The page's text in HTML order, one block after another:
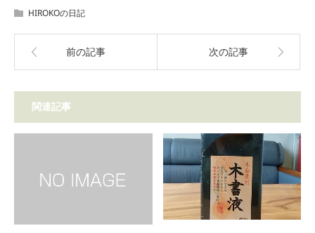
HIROKOの日記
前の記事 次の記事
関連記事